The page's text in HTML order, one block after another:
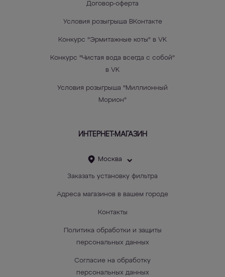
Договор-оферта
Условия розыгрыша ВКонтакте
Конкурс "Эрмитажные коты" в VK
Конкурс "Чистая вода всегда с собой"
в VK
Условия розыгрыша "Миллионный
Морион"
ИНТЕРНЕТ-МАГАЗИН
Москва
Заказать установку фильтра
Адреса магазинов в вашем городе
Контакты
Политика обработки и защиты
персональных данных
Согласие на обработку
персональных данных